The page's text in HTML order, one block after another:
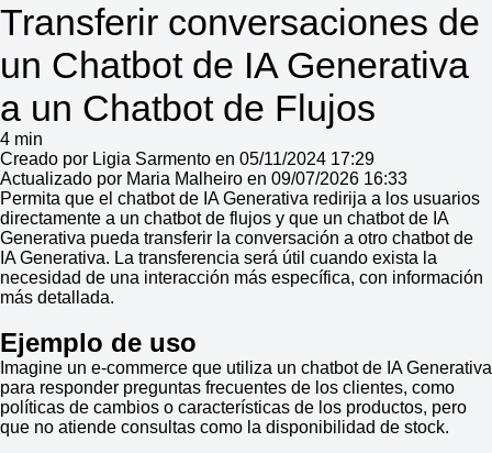
Transferir conversaciones de
un Chatbot de IA Generativa
a un Chatbot de Flujos
4 min
Creado por Ligia Sarmento en 05/11/2024 17:29
Actualizado por Maria Malheiro en 09/07/2026 16:33
Permita que el chatbot de IA Generativa redirija a los usuarios
directamente a un chatbot de flujos y que un chatbot de IA
Generativa pueda transferir la conversación a otro chatbot de
IA Generativa. La transferencia será útil cuando exista la
necesidad de una interacción más específica, con información
más detallada.
Ejemplo de uso
Imagine un e-commerce que utiliza un chatbot de IA Generativa
para responder preguntas frecuentes de los clientes, como
políticas de cambios o características de los productos, pero
que no atiende consultas como la disponibilidad de stock.